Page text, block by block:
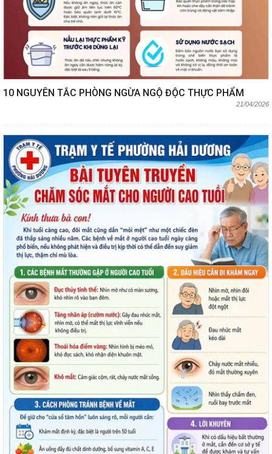
10 NGUYÊN TẮC PHÒNG NGỪA NGỘ ĐỘC THỰC PHẨM
21/04/2026